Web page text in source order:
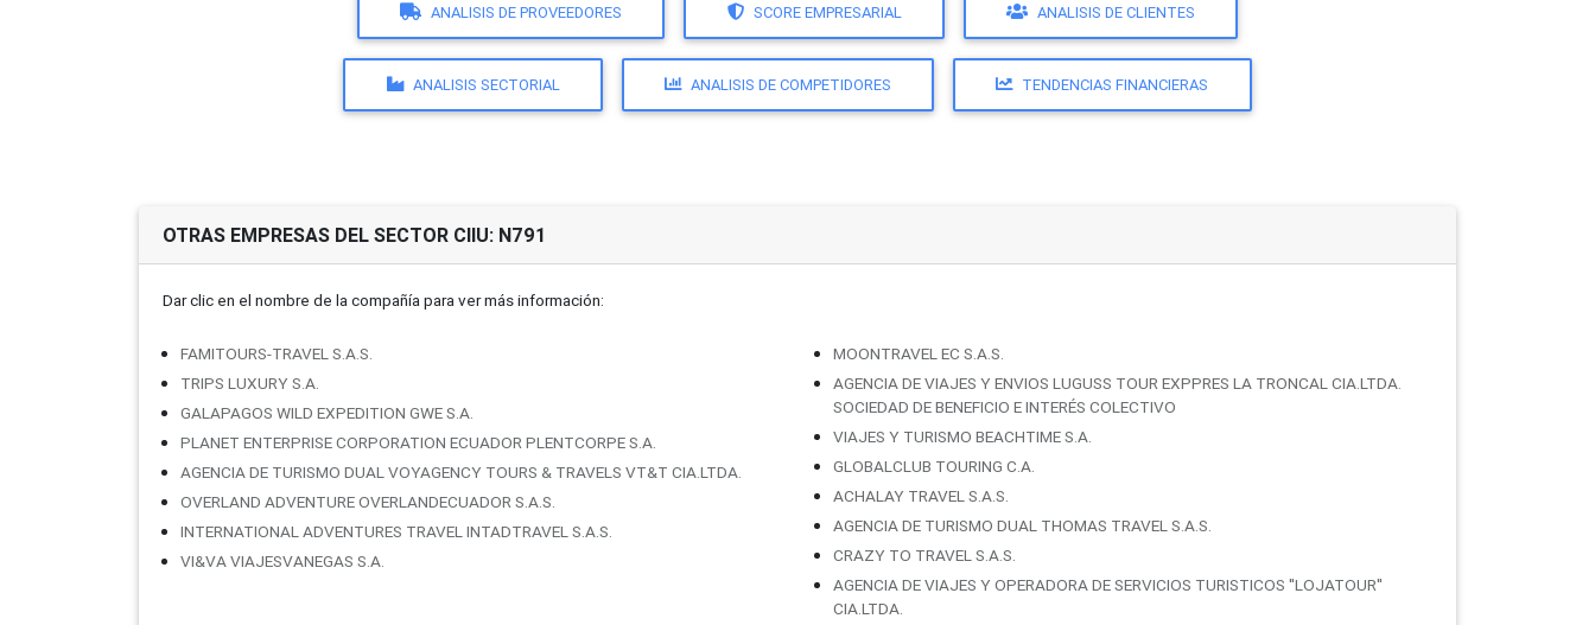
ANALISIS DE PROVEEDORES SCORE EMPRESARIAL ANALISIS DE CLIENTES
ANALISIS SECTORIAL ANALISIS DE COMPETIDORES TENDENCIAS FINANCIERAS
OTRAS EMPRESAS DEL SECTOR CIIU: N791
Dar clic en el nombre de la compañí­a para ver más información:
FAMITOURS-TRAVEL S.A.S.
TRIPS LUXURY S.A.
GALAPAGOS WILD EXPEDITION GWE S.A.
PLANET ENTERPRISE CORPORATION ECUADOR PLENTCORPE S.A.
AGENCIA DE TURISMO DUAL VOYAGENCY TOURS & TRAVELS VT&T CIA.LTDA.
OVERLAND ADVENTURE OVERLANDECUADOR S.A.S.
INTERNATIONAL ADVENTURES TRAVEL INTADTRAVEL S.A.S.
VI&VA VIAJESVANEGAS S.A.
MOONTRAVEL EC S.A.S.
AGENCIA DE VIAJES Y ENVIOS LUGUSS TOUR EXPPRES LA TRONCAL CIA.LTDA.
SOCIEDAD DE BENEFICIO E INTERÉS COLECTIVO
VIAJES Y TURISMO BEACHTIME S.A.
GLOBALCLUB TOURING C.A.
ACHALAY TRAVEL S.A.S.
AGENCIA DE TURISMO DUAL THOMAS TRAVEL S.A.S.
CRAZY TO TRAVEL S.A.S.
AGENCIA DE VIAJES Y OPERADORA DE SERVICIOS TURISTICOS ''LOJATOUR''
CIA.LTDA.